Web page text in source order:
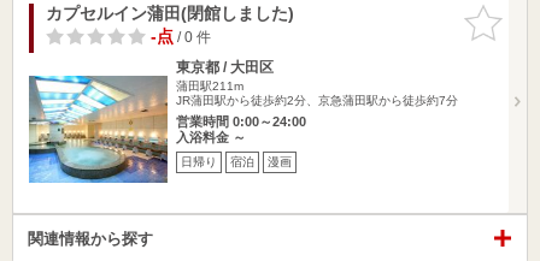
お気に入
りに追加
カプセルイン蒲田(閉館しました)
-点/ 0 件
東京都 / 大田区
蒲田駅211m
JR蒲田駅から徒歩約2分、京急蒲田駅から徒歩約7分
営業時間 0:00～24:00
入浴料金 ～
日帰り 宿泊 漫画
関連情報から探す